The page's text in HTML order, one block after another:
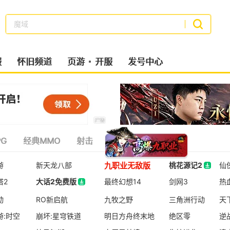
魔域
怀旧频道 页游 开服 发号中心
经典MMO 射击 策略类 二次元
新天龙八部 九职业无敌版
桃花源记2
桃花源记2
仙
2
大话2免费版
大话2免费版
最终幻想14 剑网3 热
RO新启航 九牧之野 三角洲行动
天
:时空
崩坏:星穹铁道 明日方舟终末地 绝区零
逆